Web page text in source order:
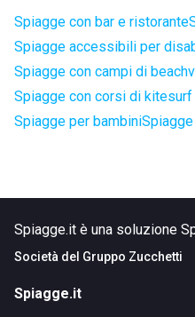
Spiagge con bar e ristorante
Spiagge accessibili per
Spiagge con campi di
Spiagge con corsi di
Spiagge per bambini
Spiagge.it è una soluzione
Società del Gruppo Zucchetti
Spiagge.it